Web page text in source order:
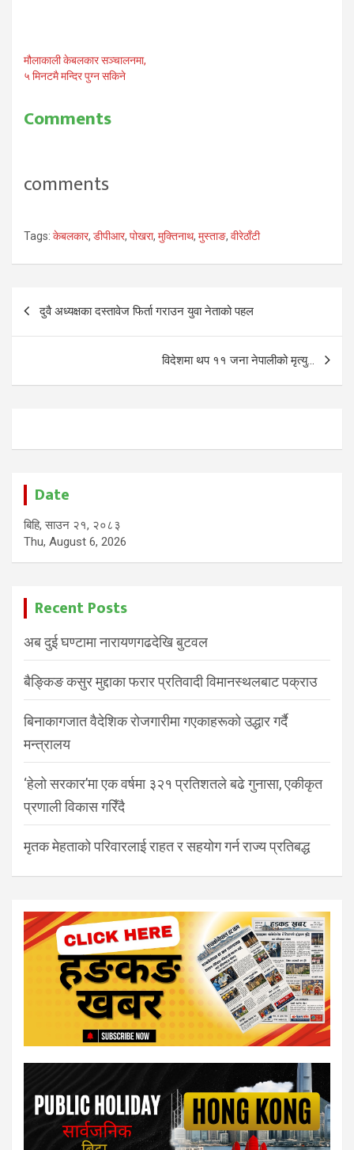
मौलाकाली केबलकार सञ्चालनमा,
५ मिनटमै मन्दिर पुग्न सकिने
Comments
comments
Tags: केबलकार, डीपीआर, पोखरा, मुक्तिनाथ, मुस्ताङ, वीरेठाँटी
Post
navigation
दुवै अध्यक्षका दस्तावेज फिर्ता गराउन युवा नेताको पहल
विदेशमा थप ११ जना नेपालीको मृत्यु…
Date
बिहि, साउन २१, २०८३
Thu, August 6, 2026
Recent Posts
अब दुई घण्टामा नारायणगढदेखि बुटवल
बैङ्किङ कसुर मुद्दाका फरार प्रतिवादी विमानस्थलबाट पक्राउ
बिनाकागजात वैदेशिक रोजगारीमा गएकाहरूको उद्धार गर्दै
मन्त्रालय
‘हेलो सरकार’मा एक वर्षमा ३२१ प्रतिशतले बढे गुनासा, एकीकृत
प्रणाली विकास गरिँदै
मृतक मेहताको परिवारलाई राहत र सहयोग गर्न राज्य प्रतिबद्ध